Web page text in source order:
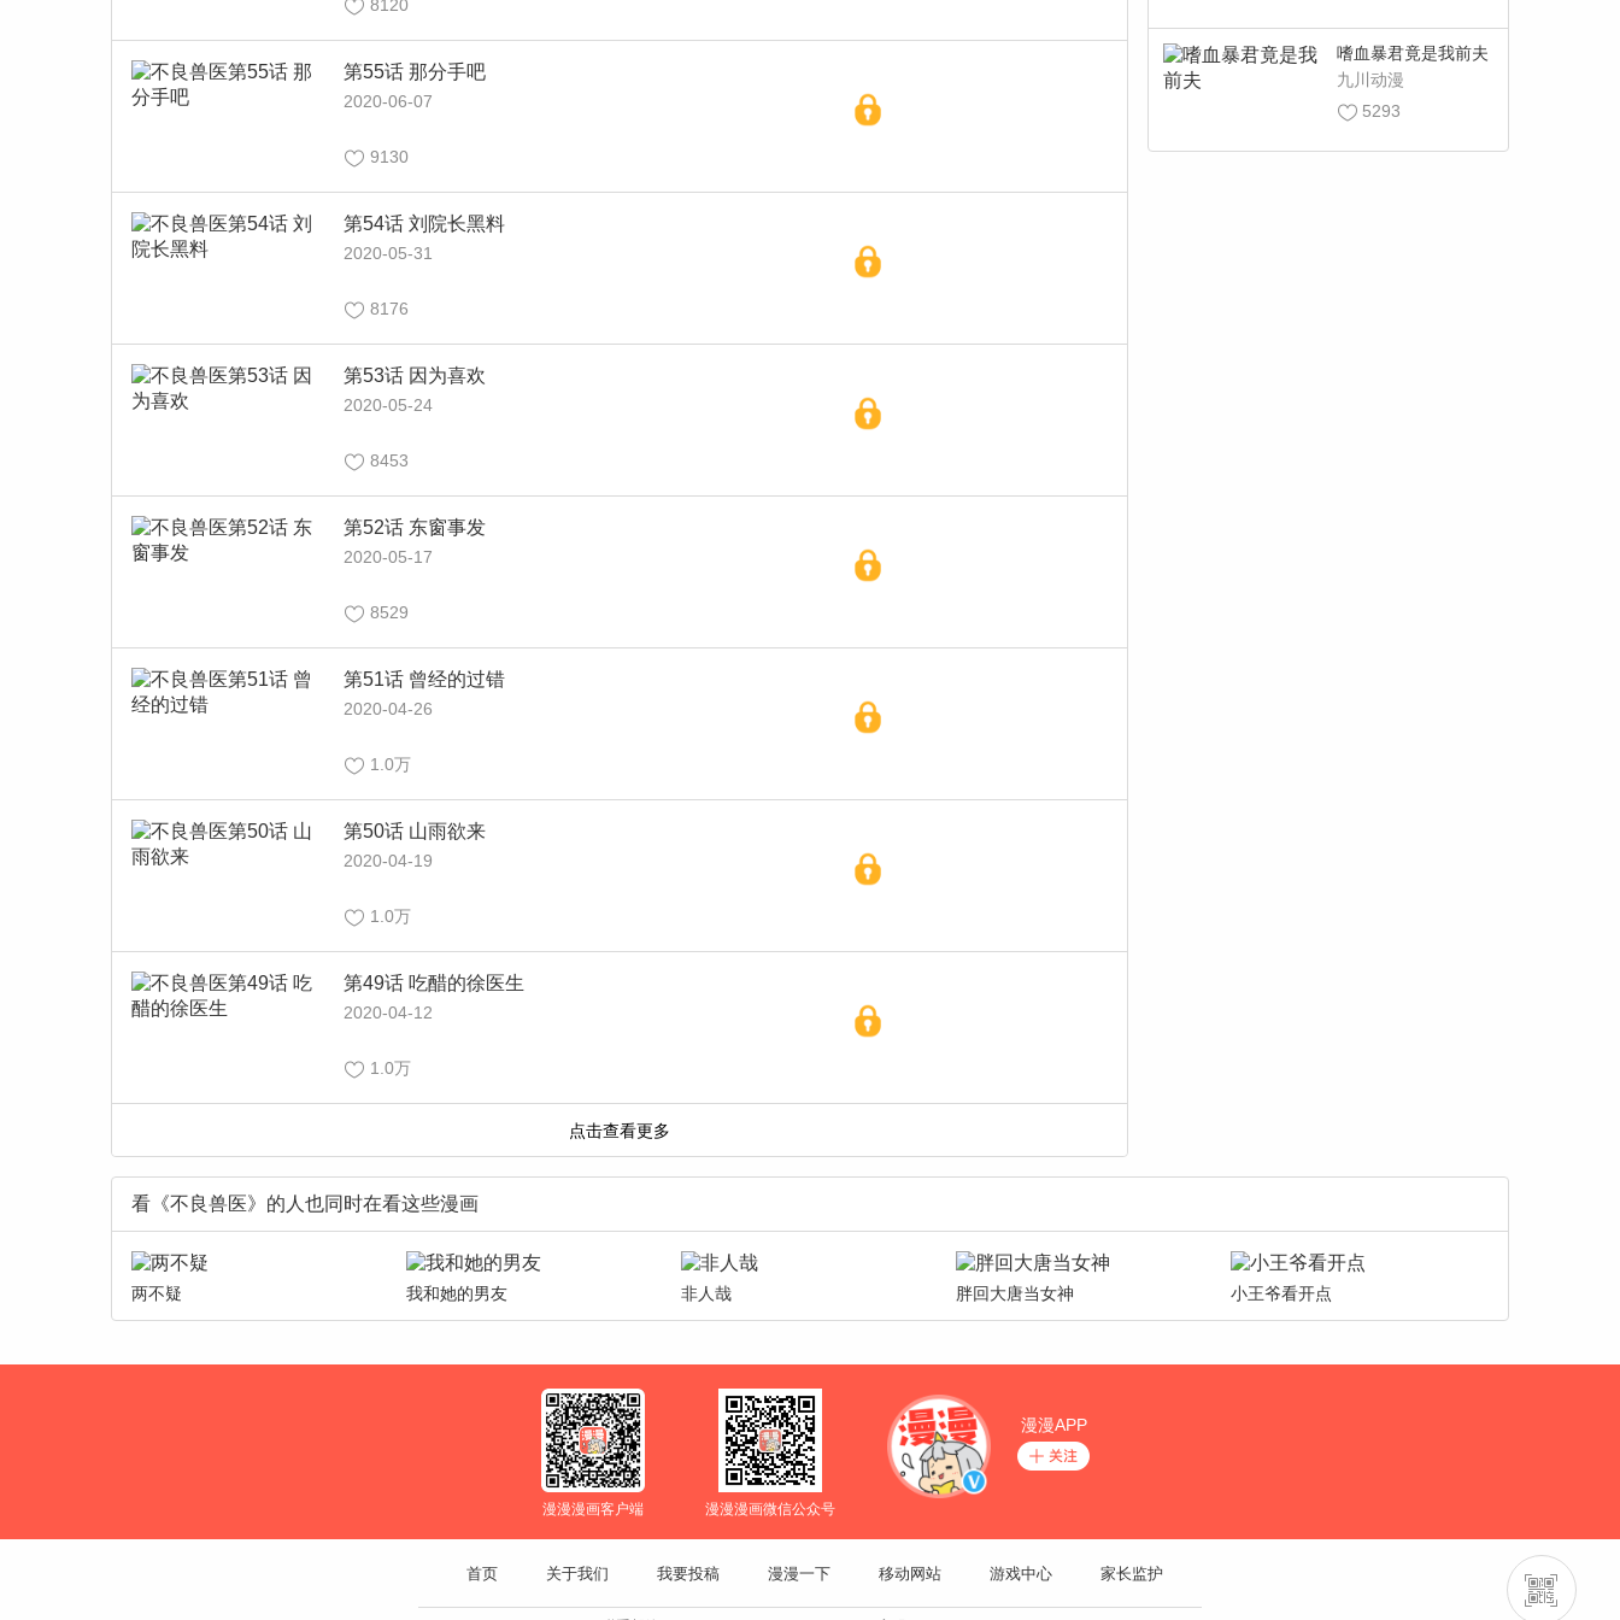
8120
第55话 那分手吧
2020-06-07
9130
第54话 刘院长黑料
2020-05-31
8176
第53话 因为喜欢
2020-05-24
8453
第52话 东窗事发
2020-05-17
8529
第51话 曾经的过错
2020-04-26
1.0万
第50话 山雨欲来
2020-04-19
1.0万
第49话 吃醋的徐医生
2020-04-12
1.0万
嗜血暴君竟是我前夫
九川动漫
5293
看《不良兽医》的人也同时在看这些漫画
两不疑 我和她的男友 非人哉 胖回大唐当女神 小王爷看开点
漫漫漫画客户端 漫漫漫画微信公众号
漫漫APP
首页 关于我们 我要投稿 漫漫一下 移动网站 游戏中心 家长监护